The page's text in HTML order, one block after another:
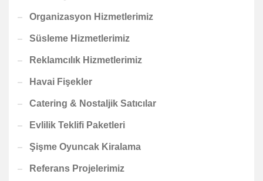
Organizasyon Hizmetlerimiz
Süsleme Hizmetlerimiz
Reklamcılık Hizmetlerimiz
Havai Fişekler
Catering & Nostaljik Satıcılar
Evlilik Teklifi Paketleri
Şişme Oyuncak Kiralama
Referans Projelerimiz